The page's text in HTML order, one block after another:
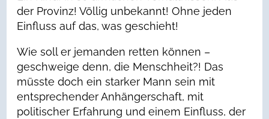
der Provinz! Völlig unbekannt! Ohne jeden
Einfluss auf das, was geschieht!
Wie soll er jemanden retten können –
geschweige denn, die Menschheit?! Das
müsste doch ein starker Mann sein mit
entsprechender Anhängerschaft, mit
politischer Erfahrung und einem Einfluss, der